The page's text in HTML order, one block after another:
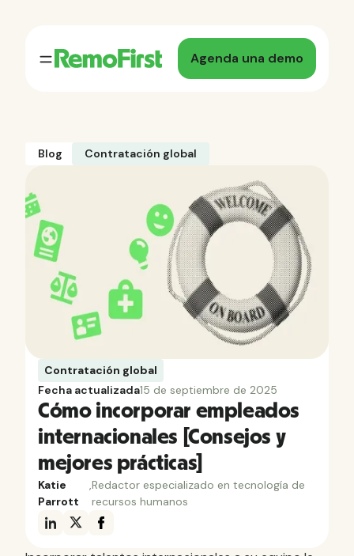
Agenda una demo
Blog Contratación global
Contratación global
Fecha actualizada15 de septiembre de 2025
Cómo incorporar empleados
internacionales [Consejos y
mejores prácticas]
Katie
Parrott
,Redactor especializado en tecnología de
recursos humanos